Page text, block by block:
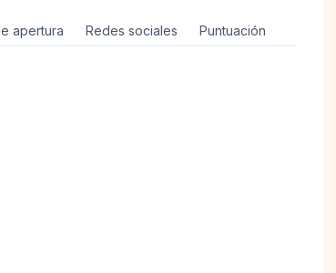
apertura Redes sociales Puntuación